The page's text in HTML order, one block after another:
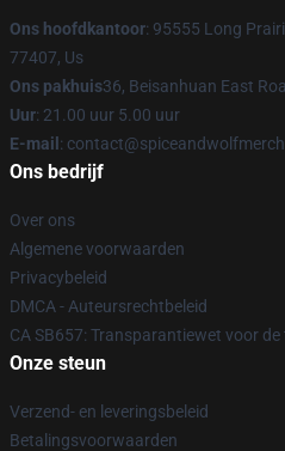
Ons hoofdkantoor: 95555 Long
77407, Us
Ons pakhuis36, Beisanhuan East
Uur: 21.00 uur 5.00 uur
E-mail :
Ons bedrijf
Over ons
Algemene voorwaarden
Privacybeleid
DMCA - Auteursrechtbeleid
CA SB657: Transparantiewet voor
Onze steun
Verzend- en leveringsbeleid
Betalingsvoorwaarden